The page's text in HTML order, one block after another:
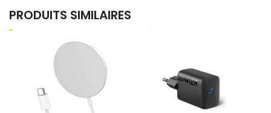
PRODUITS SIMILAIRES